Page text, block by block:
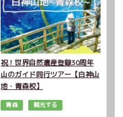
祝！世界自然遺産登録30周年
山のガイド同行ツアー【白神山
地・青森校】
青森 観光する